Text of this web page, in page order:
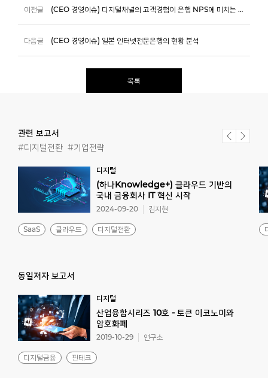
이전글 (CEO 경영이슈) 디지털채널의 고객경험이 은행 NPS에 미치는 영향
다음글 (CEO 경영이슈) 일본 인터넷전문은행의 현황 분석
목록
관련 보고서
#디지털전환 #기업전략
디지털
(하나Knowledge+) 클라우드 기반의
국내 금융회사 IT 혁신 시작
SaaS 클라우드 디지털전환
2024-09-20 김지현
동일저자 보고서
디지털
산업융합시리즈 10호 - 토큰 이코노미와
암호화폐
디지털금융 핀테크
2019-10-29 연구소